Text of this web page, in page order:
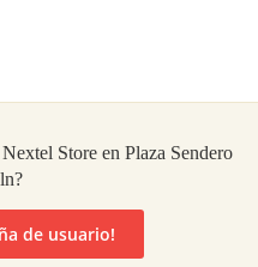
Store en Plaza Sendero
de usuario!